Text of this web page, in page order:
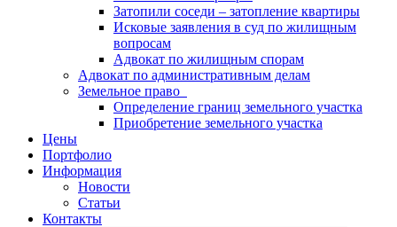
Затопили соседи – затопление квартиры
Исковые заявления в суд по жилищным
вопросам
Адвокат по жилищным спорам
Адвокат по административным делам
Земельное право
Определение границ земельного участка
Приобретение земельного участка
Цены
Портфолио
Информация
Новости
Статьи
Контакты